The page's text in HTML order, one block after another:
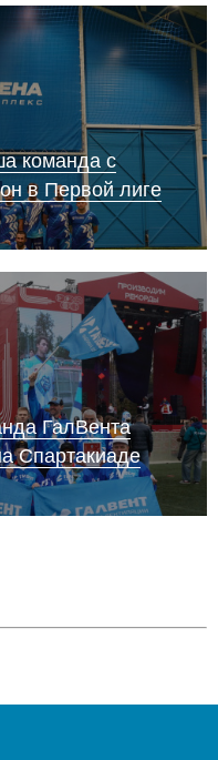
команда с
в Первой лиге
ГалВента
Спартакиаде